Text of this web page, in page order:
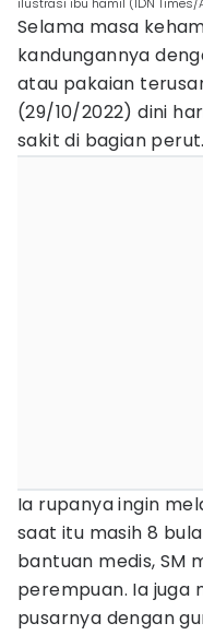
Selama masa
kandungannya
atau pakaian
(29/10/2022) dini
sakit di bagian perut.
Ia rupanya ingin
saat itu masih 8
bantuan medis, SM
perempuan. Ia juga
pusarnya dengan